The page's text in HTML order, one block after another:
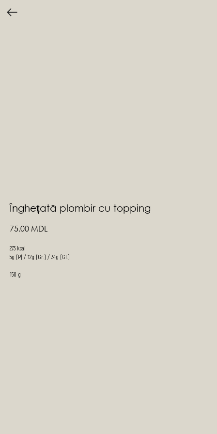
Înghețată plombir cu topping
75.00 MDL
273 kcal
5g (P) / 12g (Gr.) / 34g (Gl.)
150 g